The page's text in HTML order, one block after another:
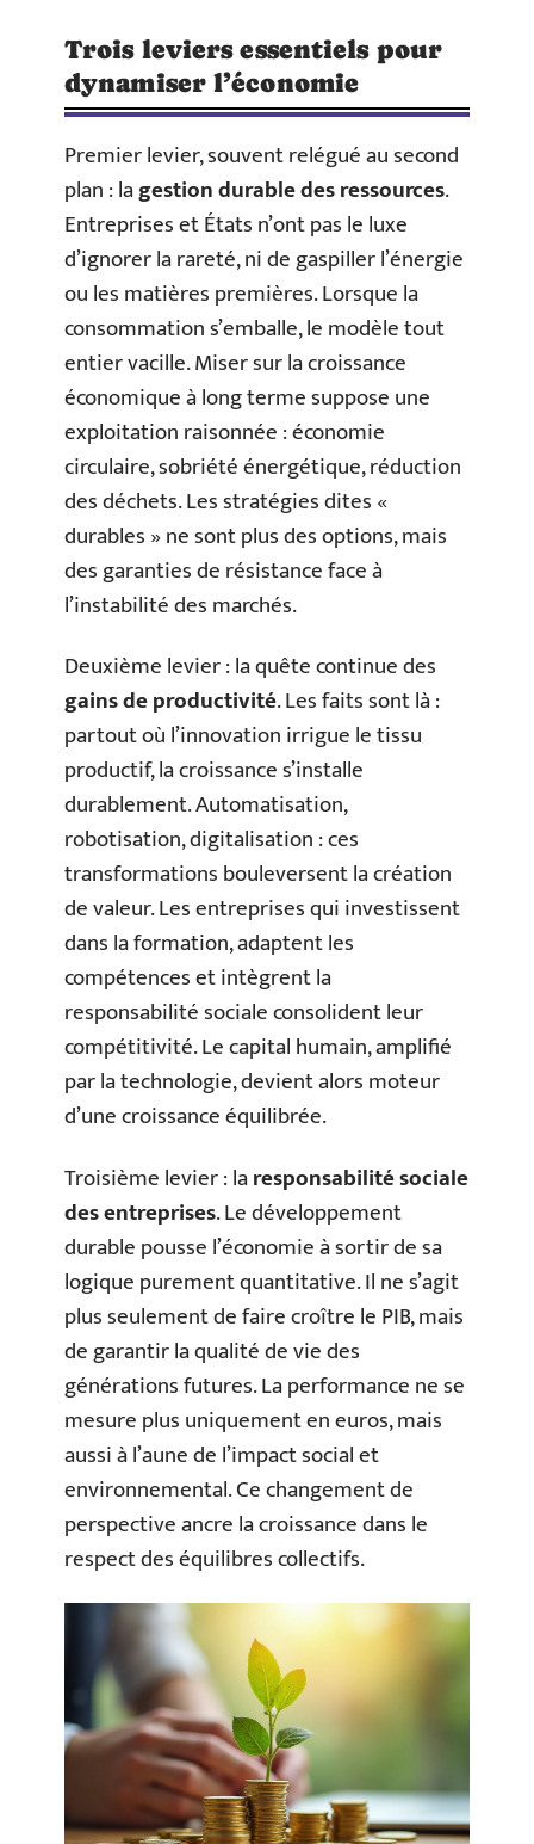
Trois leviers essentiels pour
dynamiser l’économie
Premier levier, souvent relégué au second
plan : lagestion durable des ressources.
Entreprises et États n’ont pas le luxe
d’ignorer la rareté, ni de gaspiller l’énergie
ou les matières premières. Lorsque la
consommation s’emballe, le modèle tout
entier vacille. Miser sur la croissance
économique à long terme suppose une
exploitation raisonnée : économie
circulaire, sobriété énergétique, réduction
des déchets. Les stratégies dites «
durables » ne sont plus des options, mais
des garanties de résistance face à
l’instabilité des marchés.
Deuxième levier : la quête continue des
gains de productivité. Les faits sont là :
partout où l’innovation irrigue le tissu
productif, la croissance s’installe
durablement. Automatisation,
robotisation, digitalisation : ces
transformations bouleversent la création
de valeur. Les entreprises qui investissent
dans la formation, adaptent les
compétences et intègrent la
responsabilité sociale consolident leur
compétitivité. Le capital humain, amplifié
par la technologie, devient alors moteur
d’une croissance équilibrée.
Troisième levier : laresponsabilité sociale
des entreprises. Le développement
durable pousse l’économie à sortir de sa
logique purement quantitative. Il ne s’agit
plus seulement de faire croître le PIB, mais
de garantir la qualité de vie des
générations futures. La performance ne se
mesure plus uniquement en euros, mais
aussi à l’aune de l’impact social et
environnemental. Ce changement de
perspective ancre la croissance dans le
respect des équilibres collectifs.